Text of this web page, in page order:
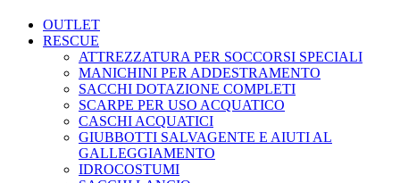
OUTLET
RESCUE
ATTREZZATURA PER SOCCORSI SPECIALI
MANICHINI PER ADDESTRAMENTO
SACCHI DOTAZIONE COMPLETI
SCARPE PER USO ACQUATICO
CASCHI ACQUATICI
GIUBBOTTI SALVAGENTE E AIUTI AL
GALLEGGIAMENTO
IDROCOSTUMI